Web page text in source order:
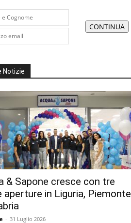
Notizie
& Sapone cresce con tre
aperture in Liguria, Piemonte
- 31 Luglio 2026